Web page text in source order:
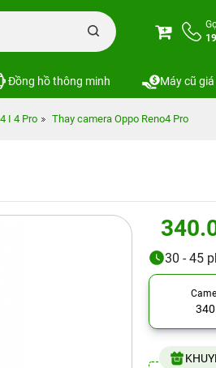
Đồng hồ thông minh Máy cũ giá
I 4 Pro Thay camera Oppo Reno4 Pro
30 - 45